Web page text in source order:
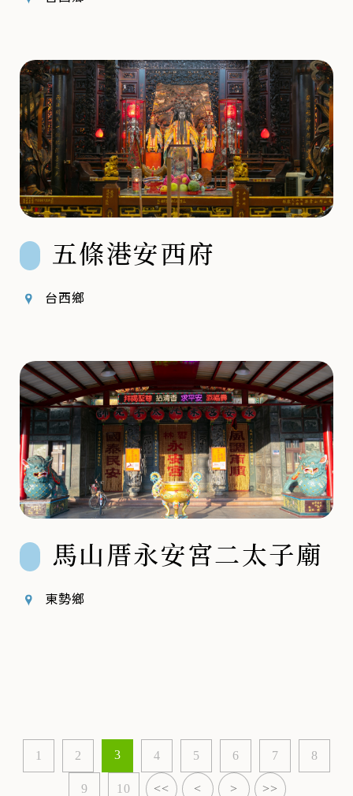
五條港安西府
台西鄉
馬山厝永安宮二太子廟
東勢鄉
1 2 3 4 5 6 7 8
9 10 << < > >>